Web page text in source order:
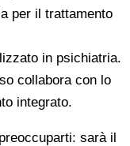
per il trattamento
in psichiatria.
collabora con lo
integrato.
sarà il